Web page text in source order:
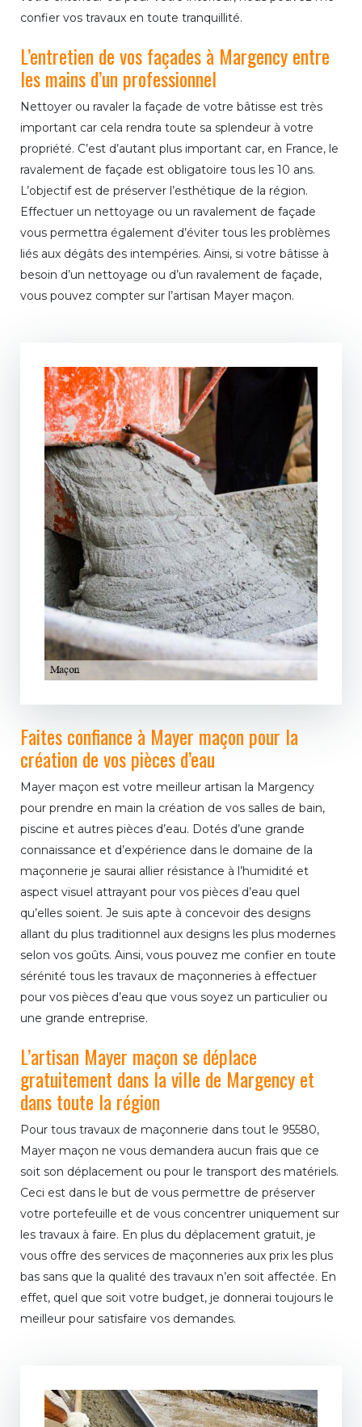
confier vos travaux en toute tranquillité.
L’entretien de vos façades à Margency entre
les mains d’un professionnel
Nettoyer ou ravaler la façade de votre bâtisse est très
important car cela rendra toute sa splendeur à votre
propriété. C’est d’autant plus important car, en France, le
ravalement de façade est obligatoire tous les 10 ans.
L’objectif est de préserver l’esthétique de la région.
Effectuer un nettoyage ou un ravalement de façade
vous permettra également d’éviter tous les problèmes
liés aux dégâts des intempéries. Ainsi, si votre bâtisse à
besoin d’un nettoyage ou d’un ravalement de façade,
vous pouvez compter sur l’artisan Mayer maçon.
Faites confiance à Mayer maçon pour la
création de vos pièces d’eau
Mayer maçon est votre meilleur artisan la Margency
pour prendre en main la création de vos salles de bain,
piscine et autres pièces d’eau. Dotés d’une grande
connaissance et d’expérience dans le domaine de la
maçonnerie je saurai allier résistance à l’humidité et
aspect visuel attrayant pour vos pièces d’eau quel
qu’elles soient. Je suis apte à concevoir des designs
allant du plus traditionnel aux designs les plus modernes
selon vos goûts. Ainsi, vous pouvez me confier en toute
sérénité tous les travaux de maçonneries à effectuer
pour vos pièces d’eau que vous soyez un particulier ou
une grande entreprise.
L’artisan Mayer maçon se déplace
gratuitement dans la ville de Margency et
dans toute la région
Pour tous travaux de maçonnerie dans tout le 95580,
Mayer maçon ne vous demandera aucun frais que ce
soit son déplacement ou pour le transport des matériels.
Ceci est dans le but de vous permettre de préserver
votre portefeuille et de vous concentrer uniquement sur
les travaux à faire. En plus du déplacement gratuit, je
vous offre des services de maçonneries aux prix les plus
bas sans que la qualité des travaux n’en soit affectée. En
effet, quel que soit votre budget, je donnerai toujours le
meilleur pour satisfaire vos demandes.